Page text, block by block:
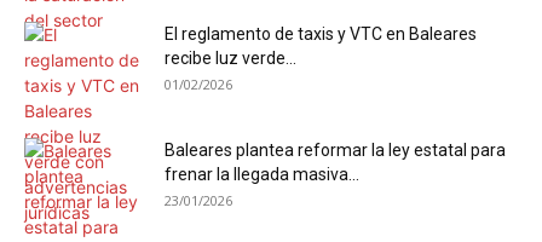
El reglamento de taxis y VTC en Baleares
recibe luz verde...
01/02/2026
Baleares plantea reformar la ley estatal para
frenar la llegada masiva...
23/01/2026